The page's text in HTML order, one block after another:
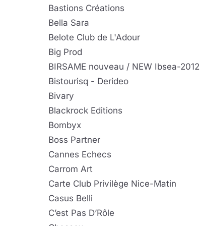
Bastions Créations
Bella Sara
Belote Club de L'Adour
Big Prod
BIRSAME nouveau / NEW Ibsea-2012
Bistourisq - Derideo
Bivary
Blackrock Editions
Bombyx
Boss Partner
Cannes Echecs
Carrom Art
Carte Club Privilège Nice-Matin
Casus Belli
C’est Pas D’Rôle